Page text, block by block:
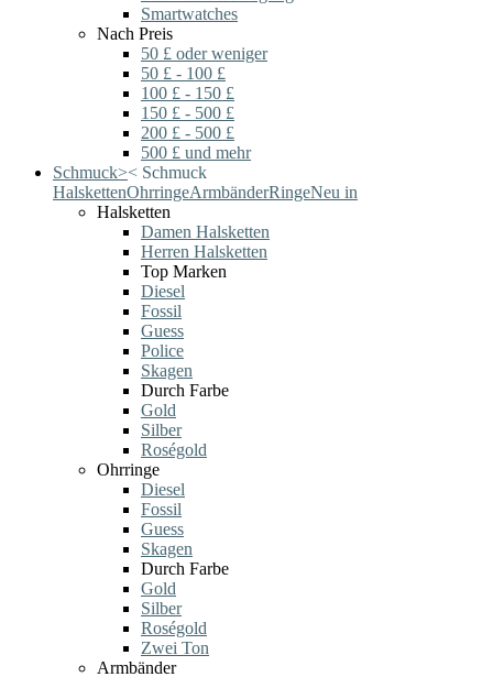
Smartwatches
Nach Preis
50 £ oder weniger
50 £ - 100 £
100 £ - 150 £
150 £ - 500 £
200 £ - 500 £
500 £ und mehr
Schmuck>< Schmuck
HalskettenOhrringeArmbänderRingeNeu in
Halsketten
Damen Halsketten
Herren Halsketten
Top Marken
Diesel
Fossil
Guess
Police
Skagen
Durch Farbe
Gold
Silber
Roségold
Ohrringe
Diesel
Fossil
Guess
Skagen
Durch Farbe
Gold
Silber
Roségold
Zwei Ton
Armbänder